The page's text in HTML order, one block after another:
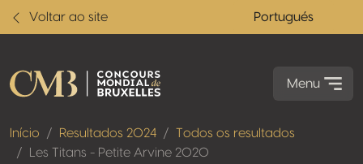
Voltar ao site Portugués
Menu
Início Resultados 2024
Todos os resultados
Les Titans - Petite Arvine 2020